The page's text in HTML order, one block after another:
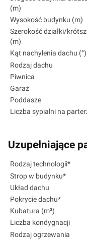
(m)
Wysokość budynku (m)
Szerokość działki/
(m)
Kąt nachylenia dachu (°)
Rodzaj dachu
Piwnica
Garaż
Poddasze
Liczba sypialni na
Uzupełniające
Rodzaj technologii*
Strop w budynku*
Układ dachu
Pokrycie dachu*
Kubatura (m³)
Liczba kondygnacji
Rodzaj ogrzewania